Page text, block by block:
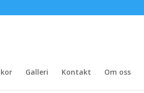
Galleri Kontakt Om oss